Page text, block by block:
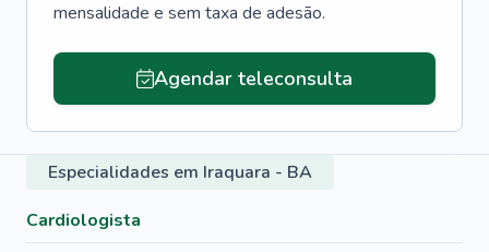
mensalidade e sem taxa de adesão.
Agendar teleconsulta
Especialidades em Iraquara - BA
Cardiologista